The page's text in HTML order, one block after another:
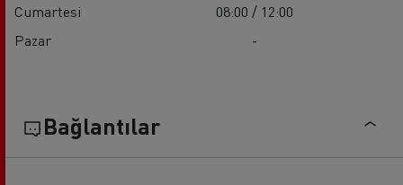
Cumartesi
08:00 / 12:00
Pazar
-
Bağlantılar